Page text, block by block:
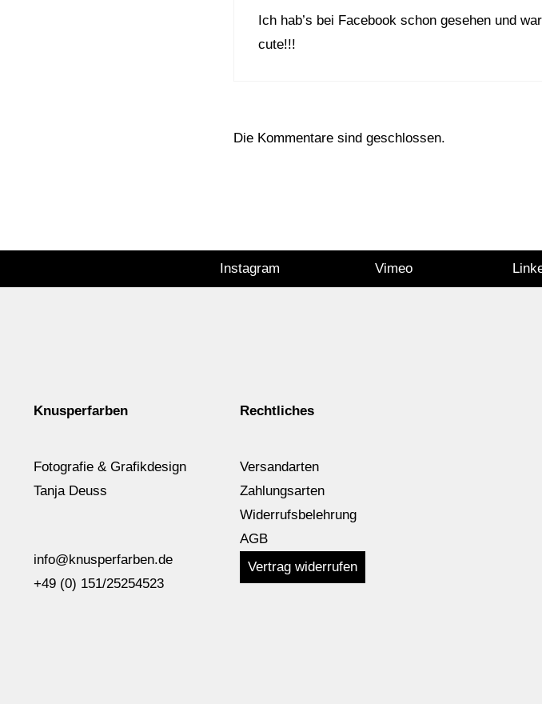
Ich hab’s bei Facebook schon gesehen und
cute!!!
Die Kommentare sind geschlossen.
Instagram Vimeo
Knusperfarben
Fotografie & Grafikdesign
Tanja Deuss
info@knusperfarben.de
+49 (0) 151/25254523
Rechtliches
Versandarten
Zahlungsarten
Widerrufsbelehrung
AGB
Vertrag widerrufen